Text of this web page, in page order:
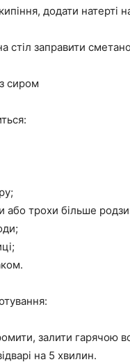
додати натерті
стіл заправити
сиром
або трохи більше
залити гарячою
на 5 хвилин.